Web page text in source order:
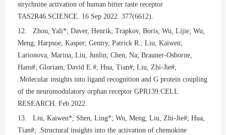
strychnine activation of human bitter taste receptor
TAS2R46.SCIENCE. 16 Sep 2022. 377(6612).
12. Zhou, Yali*; Daver, Henrik; Trapkov, Boris; Wu, Lijie; Wu,
Meng; Harpsoe, Kasper; Gentry, Patrick R.; Liu, Kaiwen;
Larionova, Marina; Liu, Junlin; Chen, Na; Brauner-Osborne,
Hans#; Gloriam, David E.#; Hua, Tian#; Liu, Zhi-Jie#;
.Molecular insights into ligand recognition and G protein coupling
of the neuromodulatory orphan receptor GPR139.CELL
RESEARCH. Feb 2022.
13. Liu, Kaiwen*; Shen, Ling*; Wu, Meng; Liu, Zhi-Jie#; Hua,
Tian#; .Structural insights into the activation of chemokine